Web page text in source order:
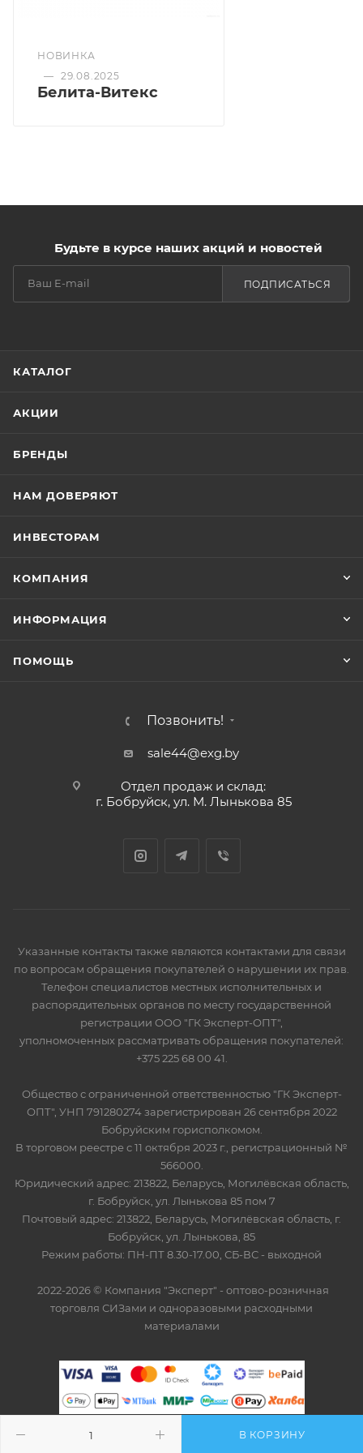
В КОРЗИНУ
убирает стянутость и шелушение
придает мягкость и бархатистость
оставляет соблазнительную парфюмерную вуаль
НОВИНКА
— 29.08.2025
Белита-Витекс
Будьте в курсе наших акций и новостей
ПОДПИСАТЬСЯ
КАТАЛОГ
АКЦИИ
БРЕНДЫ
НАМ ДОВЕРЯЮТ
ИНВЕСТОРАМ
КОМПАНИЯ
ИНФОРМАЦИЯ
ПОМОЩЬ
Позвонить!
sale44@exg.by
Отдел продаж и склад:
г. Бобруйск, ул. М. Лынькова 85
Указанные контакты также являются контактами для связи
по вопросам обращения покупателей о нарушении их прав.
Телефон специалистов местных исполнительных и
распорядительных органов по месту государственной
регистрации ООО "ГК Эксперт-ОПТ",
уполномоченных рассматривать обращения покупателей:
+375 225 68 00 41.
Общество с ограниченной ответственностью "ГК Эксперт-
ОПТ", УНП 791280274 зарегистрирован 26 сентября 2022
Бобруйским горисполкомом.
В торговом реестре с 11 октября 2023 г., регистрационный №
566000.
Юридический адрес: 213822, Беларусь, Могилёвская область,
г. Бобруйск, ул. Лынькова 85 пом 7
Почтовый адрес: 213822, Беларусь, Могилёвская область, г.
Бобруйск, ул. Лынькова, 85
Режим работы: ПН-ПТ 8.30-17.00, СБ-ВС - выходной
2022-2026 © Компания "Эксперт" - оптово-розничная
торговля СИЗами и одноразовыми расходными
материалами